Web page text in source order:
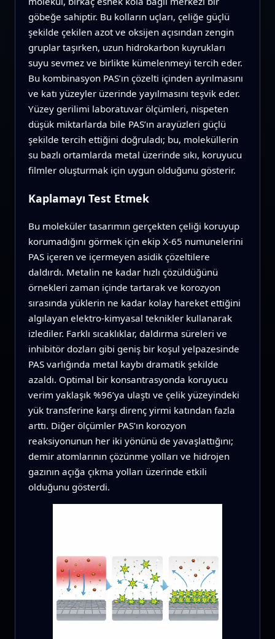
göbeğe sahiptir. Bu kolların uçları, çeliğe güçlü
şekilde çekilen azot ve oksijen açısından zengin
gruplar taşırken, uzun hidrokarbon kuyrukları
suyu sevmez ve birlikte kümelenmeyi tercih eder.
Bu kombinasyon PAS’ın çözelti içinden ayrılmasını
ve katı yüzeyler üzerinde yayılmasını teşvik eder.
Yüzey gerilimi laboratuvar ölçümleri, nispeten
düşük miktarlarda bile PAS’ın arayüzleri güçlü
şekilde tercih ettiğini doğruladı; bu, moleküllerin
su bazlı ortamlarda metal üzerinde sıkı, koruyucu
filmler oluşturmak için uygun olduğunu gösterir.
Kaplamayı Test Etmek
Bu moleküler tasarımın gerçekten çeliği koruyup
korumadığını görmek için ekip X‑65 numunelerini
PAS içeren ve içermeyen asidik çözeltilere
daldırdı. Metalin ne kadar hızlı çözüldüğünü
örnekleri zaman içinde tartarak ve korozyon
sırasında yüklerin ne kadar kolay hareket ettiğini
algılayan elektro-kimyasal teknikler kullanarak
izlediler. Farklı sıcaklıklar, daldırma süreleri ve
inhibitör dozları gibi geniş bir koşul yelpazesinde
PAS varlığında metal kaybı dramatik şekilde
azaldı. Optimal bir konsantrasyonda koruyucu
verim yaklaşık %96’ya ulaştı ve çelik yüzeyindeki
yük transferine karşı direnç yirmi katından fazla
arttı. Diğer ölçümler PAS’ın korozyon
reaksiyonunun her iki yönünü de yavaşlattığını;
demir atomlarının çözünme yolları ve hidrojen
gazının açığa çıkma yolları üzerinde etkili
olduğunu gösterdi.